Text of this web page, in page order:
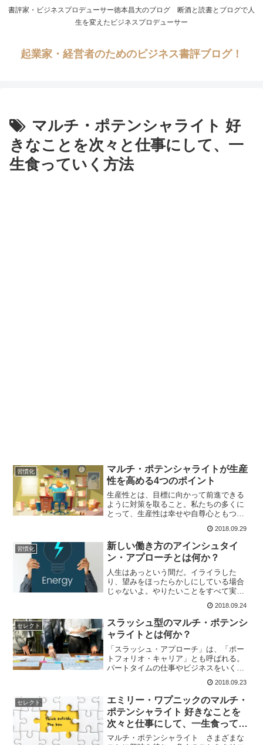
書評家・ビジネスプロデューサー徳本昌大のブログ 断酒と読書とブログで人
生を変えたビジネスプロデューサー
起業家・経営者のためのビジネス書評ブログ！
マルチ・ポテンシャライト 好
きなことを次々と仕事にして、一
生食っていく方法
習慣化
マルチ・ポテンシャライトが生産
性を高める4つのポイント
生産性とは、目標に向かって前進できる
ように対策を取ること。私たちの多くに
とって、生産性は幸せや自尊心ともつな
も成し遂げていないと気づいたら、挫折
感を覚えるだろう。1日を振り返って、成
し遂げたこと大事なプ...
2018.09.29
習慣化
新しい働き方のアインシュタイ
ン・アプローチとは何か？
人生はあっという間だ。イライラした
り、望みをほったらかしにしている場合
じゃないよ。やりたいことをすべて実現
頑張れる。私は毎日、自分の大事なこと
をする時間をつくるようにしてる。瞑想
したり、読書したり、何かを...
2018.09.24
セレクト
スラッシュ型のマルチ・ポテンシ
ャライトとは何か？
「スラッシュ・アプローチ」は、「ポー
トフォリオ・キャリア」とも呼ばれる。
パートタイムの仕事やビジネスをいくつ
っていることをいう。（エミリー・ワプ
ニック）Designed by Rawpixel.comス
ラ...
2018.09.23
セレクト
エミリー・ワプニックのマルチ・
ポテンシャライト 好きなことを
次々と仕事にして、一生食ってい
く方法の書評
マルチ・ポテンシャライト さまざまな